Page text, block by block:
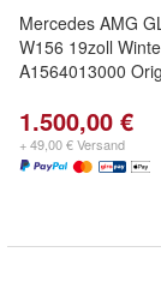
Mercedes AMG
W156 19zoll
A1564013000
1.500,00 €
+ 49,00 € Versand